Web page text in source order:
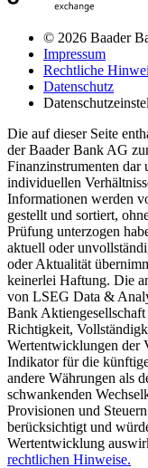
© 2026 Baader
Impressum
Rechtliche
Datenschutz
Die auf dieser Seite
der Baader Bank AG
Finanzinstrumenten dar
individuellen
Informationen werden
gestellt und sortiert,
Prüfung unterzogen
aktuell oder
oder Aktualität
keinerlei Haftung. Die
von LSEG Data &
Bank
Richtigkeit,
Wertentwicklungen der
Indikator für die
andere Währungen als
schwankenden
Provisionen und
berücksichtigt und
Wertentwicklung
rechtlichen Hinweise.